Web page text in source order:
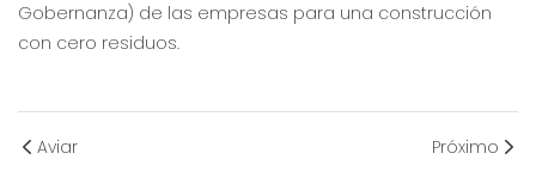
Gobernanza) de las empresas para una construcción
con cero residuos.
Aviar Próximo